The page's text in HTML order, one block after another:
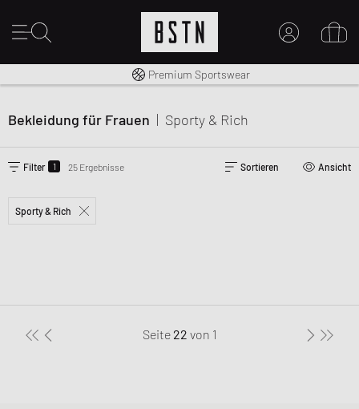
EINEN ACCOUNT ERSTELLEN
Kostenloser Versand nach DE ab € 70
Premium Sportswear
Bekleidung für Frauen | Sporty & Rich
Filter 1 25 Ergebnisse Sortieren Ansicht
Sporty & Rich
Seite 22 von 1